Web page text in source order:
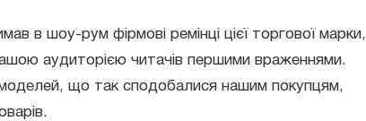
в шоу-рум фірмові ремінці цієї торгової марки,
аудиторією читачів першими враженнями.
що так сподобалися нашим покупцям,